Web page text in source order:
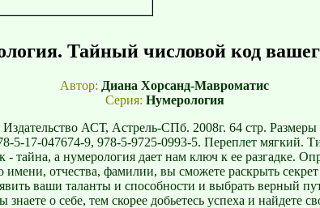
Тайный числовой код
Автор: Диана Хорсанд-Мавроматис
Серия: Нумерология
АСТ, Астрель-СПб. 2008г. 64 стр.
5-17-047674-9, 978-5-9725-0993-5. Переплет мягкий.
тайна, а нумерология дает нам ключ к ее разгадке.
имени, отчества, фамилии, вы сможете раскрыть
ваши таланты и способности и выбрать верный
знаете о себе, тем скорее добьетесь успеха и найдете